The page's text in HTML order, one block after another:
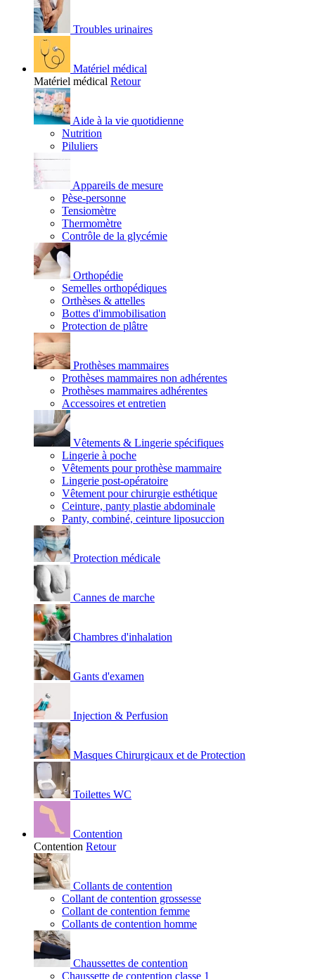
Troubles urinaires
Matériel médical
Matériel médical Retour
Aide à la vie quotidienne
Nutrition
Piluliers
Appareils de mesure
Pèse-personne
Tensiomètre
Thermomètre
Contrôle de la glycémie
Orthopédie
Semelles orthopédiques
Orthèses & attelles
Bottes d'immobilisation
Protection de plâtre
Prothèses mammaires
Prothèses mammaires non adhérentes
Prothèses mammaires adhérentes
Accessoires et entretien
Vêtements & Lingerie spécifiques
Lingerie à poche
Vêtements pour prothèse mammaire
Lingerie post-opératoire
Vêtement pour chirurgie esthétique
Ceinture, panty plastie abdominale
Panty, combiné, ceinture liposuccion
Protection médicale
Cannes de marche
Chambres d'inhalation
Gants d'examen
Injection & Perfusion
Masques Chirurgicaux et de Protection
Toilettes WC
Contention
Contention Retour
Collants de contention
Collant de contention grossesse
Collant de contention femme
Collants de contention homme
Chaussettes de contention
Chaussette de contention classe 1